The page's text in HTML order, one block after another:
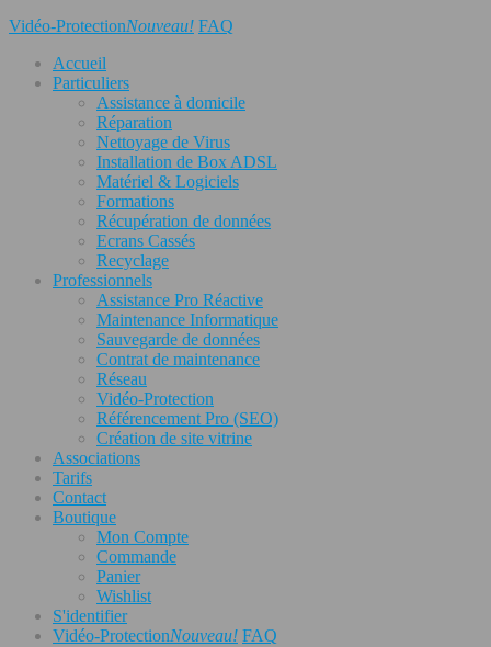
Vidéo-ProtectionNouveau! FAQ
Accueil
Particuliers
Assistance à domicile
Réparation
Nettoyage de Virus
Installation de Box ADSL
Matériel & Logiciels
Formations
Récupération de données
Ecrans Cassés
Recyclage
Professionnels
Assistance Pro Réactive
Maintenance Informatique
Sauvegarde de données
Contrat de maintenance
Réseau
Vidéo-Protection
Référencement Pro (SEO)
Création de site vitrine
Associations
Tarifs
Contact
Boutique
Mon Compte
Commande
Panier
Wishlist
S'identifier
Vidéo-ProtectionNouveau! FAQ